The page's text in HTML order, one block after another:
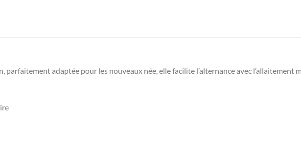
parfaitement adaptée pour les nouveaux née, elle facilite l’alternance avec l’allaitement